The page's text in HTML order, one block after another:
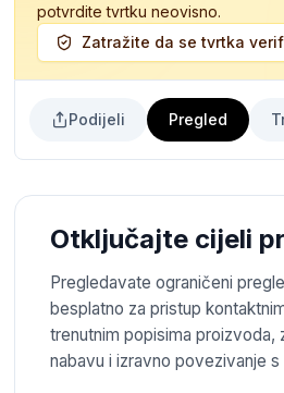
potvrdite tvrtku neovisno.
Zatražite da se tvrtka
Podijeli Pregled
Otključajte cijeli
Pregledavate ograničeni
besplatno za pristup
trenutnim popisima proizvoda,
nabavu i izravno povezivanje